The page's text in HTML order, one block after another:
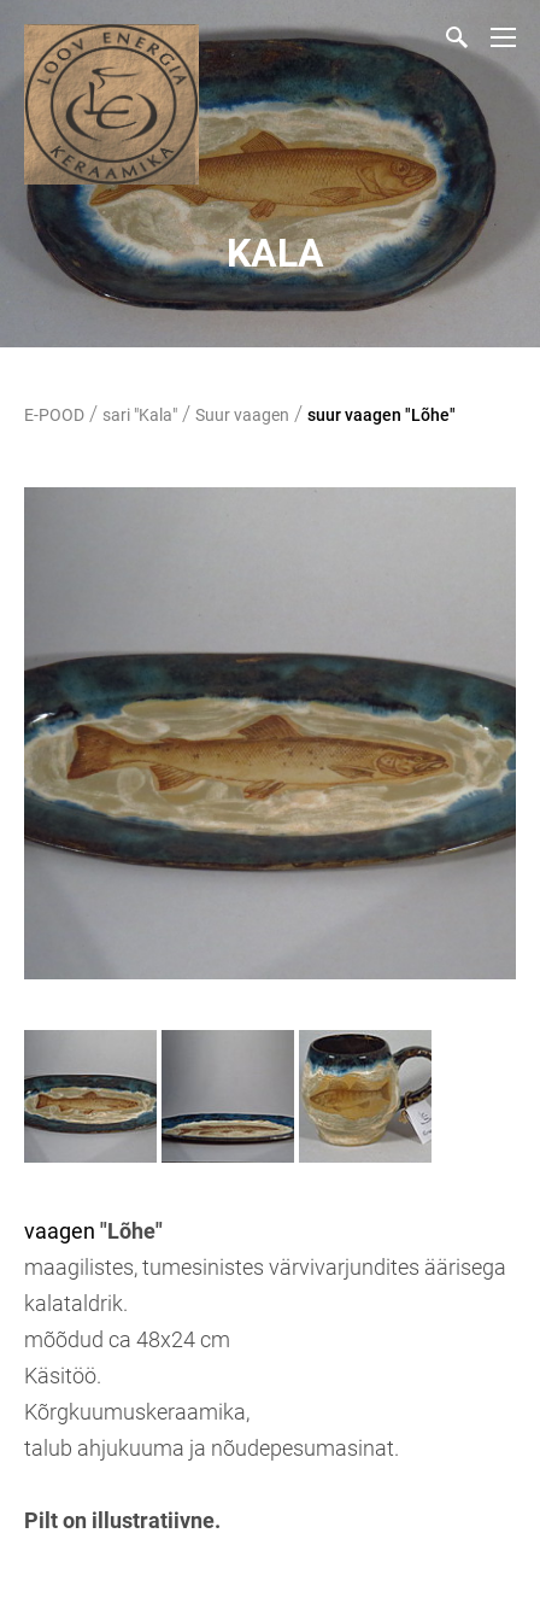
KALA
E-POOD / sari "Kala" / Suur vaagen / suur vaagen "Lõhe"
vaagen "Lõhe"
maagilistes, tumesinistes värvivarjundites äärisega
kalataldrik.
mõõdud ca 48x24 cm
Käsitöö.
Kõrgkuumuskeraamika,
talub ahjukuuma ja nõudepesumasinat.
Pilt on illustratiivne.